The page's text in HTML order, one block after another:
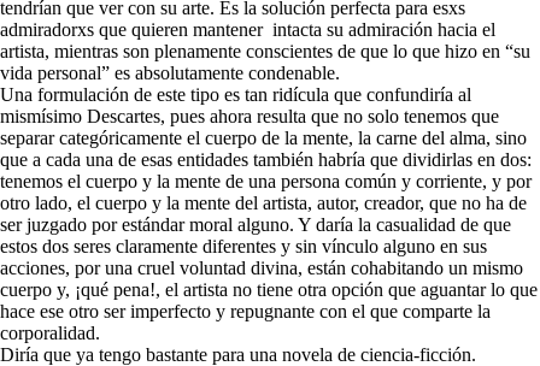
tendrían que ver con su arte. Es la solución perfecta para esxs
admiradorxs que quieren mantener intacta su admiración hacia el
artista, mientras son plenamente conscientes de que lo que hizo en “su
vida personal” es absolutamente condenable.
Una formulación de este tipo es tan ridícula que confundiría al
mismísimo Descartes, pues ahora resulta que no solo tenemos que
separar categóricamente el cuerpo de la mente, la carne del alma, sino
que a cada una de esas entidades también habría que dividirlas en dos:
tenemos el cuerpo y la mente de una persona común y corriente, y por
otro lado, el cuerpo y la mente del artista, autor, creador, que no ha de
ser juzgado por estándar moral alguno. Y daría la casualidad de que
estos dos seres claramente diferentes y sin vínculo alguno en sus
acciones, por una cruel voluntad divina, están cohabitando un mismo
cuerpo y, ¡qué pena!, el artista no tiene otra opción que aguantar lo que
hace ese otro ser imperfecto y repugnante con el que comparte la
corporalidad.
Diría que ya tengo bastante para una novela de ciencia-ficción.